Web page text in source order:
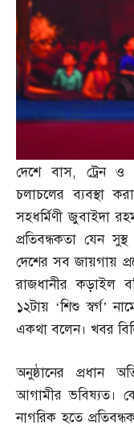
দেশে বাস, ট্রেন ও
চলাচলের ব্যবস্থা
সহধর্মিণী জুবাইদা
প্রতিবন্ধকতা যেন
দেশের সব জায়গায়
রাজধানীর কড়াইল
১২টায় ‘শিশু স্বর্গ’
একথা বলেন। খবর
অনুষ্ঠানের প্রধান
আগামীর ভবিষ্যত।
নাগরিক হতে